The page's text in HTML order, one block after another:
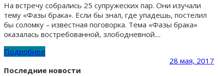
На встречу собрались 25 супружеских пар. Они изучали
тему «Фазы брака». Если бы знал, где упадешь, постелил
бы соломку – известная поговорка. Тема «Фазы брака»
оказалась востребованной, злободневной....
Подробнее
28 мая, 2017
Последние новости